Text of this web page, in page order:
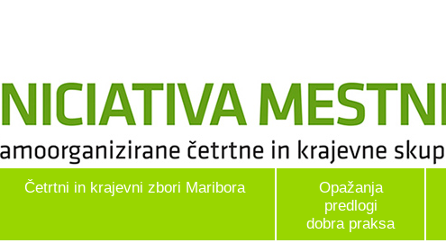
Četrtni in krajevni zbori Maribora
Opažanja
predlogi
dobra praksa